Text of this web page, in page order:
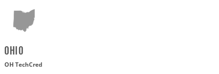
Ohio
OH TechCred